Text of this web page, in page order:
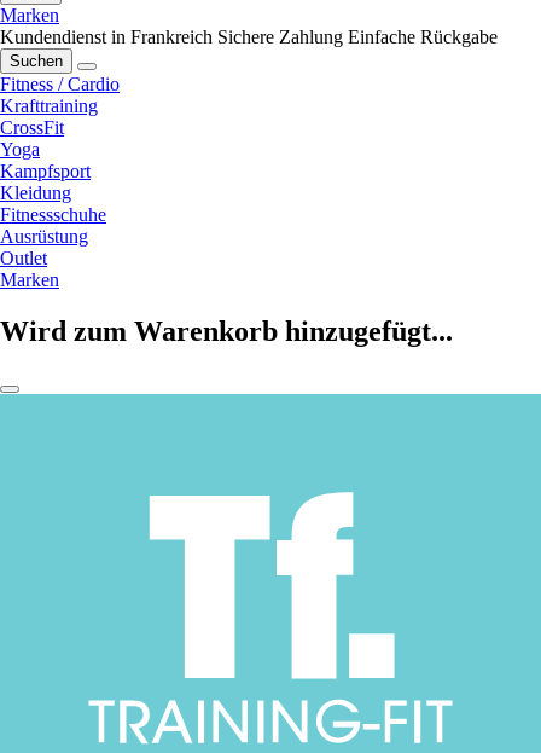
Marken
Kundendienst in Frankreich Sichere Zahlung Einfache Rückgabe
Suchen
Fitness / Cardio
Krafttraining
CrossFit
Yoga
Kampfsport
Kleidung
Fitnessschuhe
Ausrüstung
Outlet
Marken
Wird zum Warenkorb hinzugefügt...